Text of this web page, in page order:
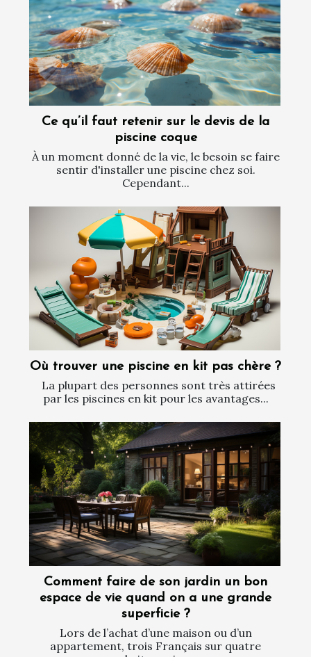
Ce qu’il faut retenir sur le devis de la
piscine coque
À un moment donné de la vie, le besoin se faire
sentir d'installer une piscine chez soi.
Cependant...
Où trouver une piscine en kit pas chère ?
La plupart des personnes sont très attirées
par les piscines en kit pour les avantages...
Comment faire de son jardin un bon
espace de vie quand on a une grande
superficie ?
Lors de l’achat d’une maison ou d’un
appartement, trois Français sur quatre